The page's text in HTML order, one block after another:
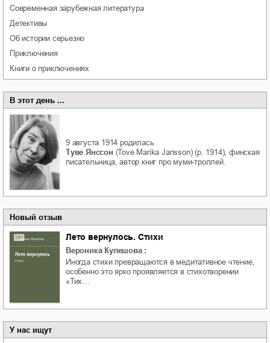
современная зарубежная литература
детективы
об истории серьезно
приключения
книги о приключениях
В этот день ...
9 августа 1914 родилась
Туве Янссон (Tove Marika Jansson) (р. 1914), финская
писательница, автор книг про муми-троллей.
Новый отзыв
Лето вернулось. Стихи
Вероника Кулешова :
Иногда стихи превращаются в медитативное чтение,
особенно это ярко проявляется в стихотворении
«Тих…
У нас ищут